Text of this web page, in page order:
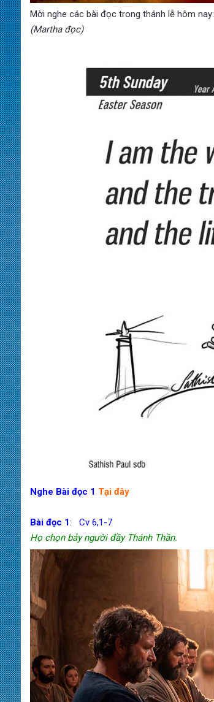
Mời nghe các bài đọc trong thánh lễ hôm nay:
(Martha đọc)
Nghe Bài đọc 1 Tại đây
Bài đọc 1: Cv 6,1-7
Họ chọn bảy người đầy Thánh Thần.